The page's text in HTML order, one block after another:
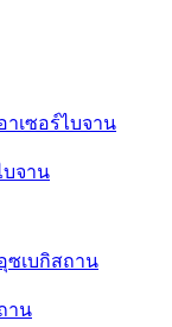
บจาน
าน